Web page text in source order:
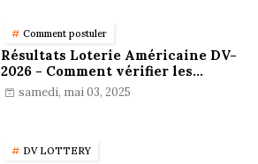
Comment postuler
Résultats Loterie Américaine DV-
2026 - Comment vérifier les
résultats
samedi, mai 03, 2025
DV LOTTERY